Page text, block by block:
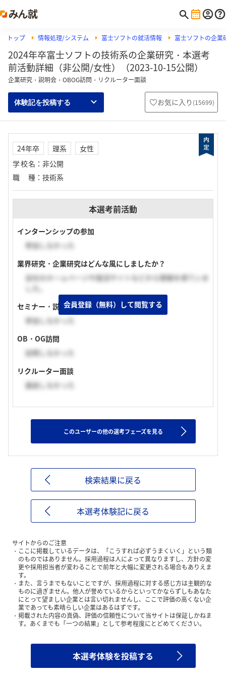
トップ 情報処理/システム 富士ソフトの就活情報 富士ソフトの企業
2024年卒富士ソフトの技術系の企業研究・本選考
前活動詳細（非公開/女性）（2023-10-15公開）
企業研究・説明会・OBOG訪問・リクルーター面談
体験記を投稿する お気に入り (15699)
24年卒 理系
女性
学校名 ： 非公開
職種 ： 技術系
本選考前活動
インターンシップの参加
参加しなかった
業界研究・企業研究はどんな風にしましたか？
会社のホームページや就活サイトなどから情報を得ていま
セミナー・説明会の参加
参加しなかった
OB・OG訪問
訪問しなかった
リクルーター面談
面談しなかった
会員登録（無料）して閲覧する
このユーザーの他の選考フェーズを見る
検索結果に戻る
本選考体験記に戻る
サイトからのご注意
ここに掲載しているデータは、「こうすれば必ずうまくいく」という類
のものではありません。採用過程は人によって異なりますし、方針の変
更や採用担当者が変わることで前年と大幅に変更される場合もありえま
す。
また、言うまでもないことですが、採用過程に対する感じ方は主観的な
ものに過ぎません。他人が誉めているからといってかならずしもあなた
にとって望ましい企業とは言い切れませんし、ここで評価の高くない企
業であっても素晴らしい企業はあるはずです。
掲載された内容の真偽、評価の信頼性について当サイトは保証しかねま
す。あくまでも「一つの結果」として参考程度にとどめてください。
本選考体験を投稿する